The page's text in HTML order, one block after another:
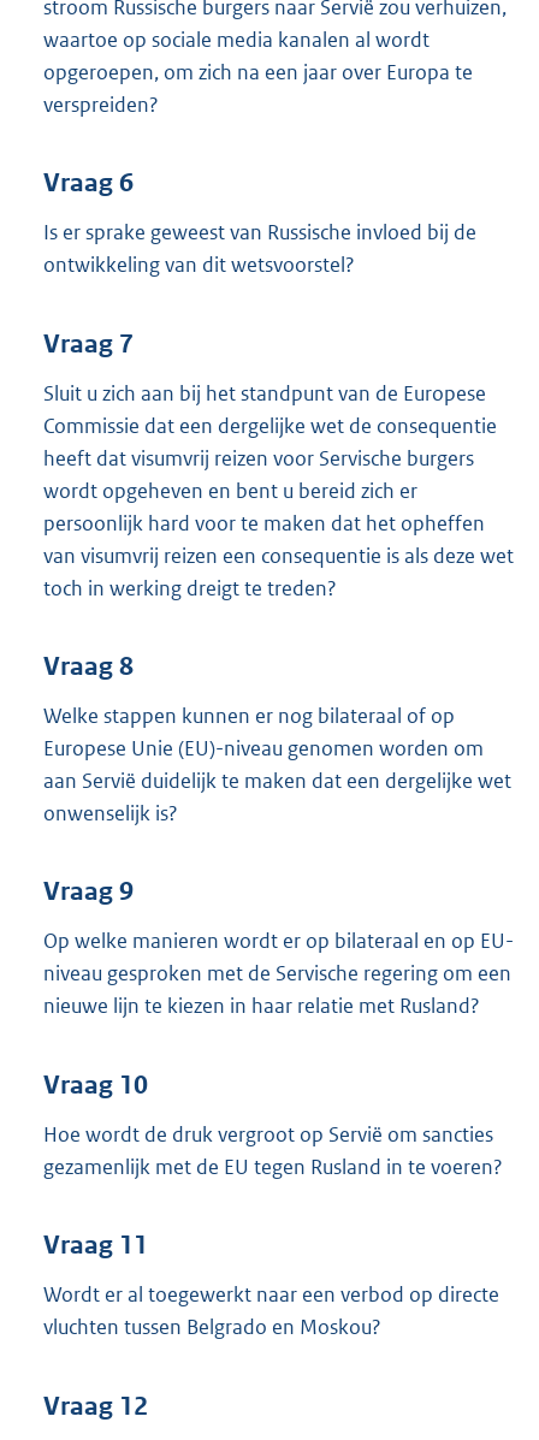
stroom Russische burgers naar Servië zou verhuizen,
waartoe op sociale media kanalen al wordt
opgeroepen, om zich na een jaar over Europa te
verspreiden?
Vraag 6
Is er sprake geweest van Russische invloed bij de
ontwikkeling van dit wetsvoorstel?
Vraag 7
Sluit u zich aan bij het standpunt van de Europese
Commissie dat een dergelijke wet de consequentie
heeft dat visumvrij reizen voor Servische burgers
wordt opgeheven en bent u bereid zich er
persoonlijk hard voor te maken dat het opheffen
van visumvrij reizen een consequentie is als deze wet
toch in werking dreigt te treden?
Vraag 8
Welke stappen kunnen er nog bilateraal of op
Europese Unie (EU)-niveau genomen worden om
aan Servië duidelijk te maken dat een dergelijke wet
onwenselijk is?
Vraag 9
Op welke manieren wordt er op bilateraal en op EU-
niveau gesproken met de Servische regering om een
nieuwe lijn te kiezen in haar relatie met Rusland?
Vraag 10
Hoe wordt de druk vergroot op Servië om sancties
gezamenlijk met de EU tegen Rusland in te voeren?
Vraag 11
Wordt er al toegewerkt naar een verbod op directe
vluchten tussen Belgrado en Moskou?
Vraag 12